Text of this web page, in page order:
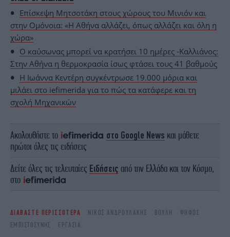
Επίσκεψη Μητσοτάκη στους χώρους του Μινιόν και
στην Ομόνοια: «Η Αθήνα αλλάζει, όπως αλλάζει και όλη η
χώρα»
Ο καύσωνας μπορεί να κρατήσει 10 ημέρες -Καλλιάνος:
Στην Αθήνα η θερμοκρασία ίσως φτάσει τους 41 βαθμούς
Η Ιωάννα Κεντέρη συγκέντρωσε 19.000 μόρια και
μιλάει στο iefimerida για το πώς τα κατάφερε και τη
σχολή Μηχανικών
Ακολουθήστε το στο Google News και μάθετε
πρώτοι όλες τις ειδήσεις
Δείτε όλες τις τελευταίες Ειδήσεις από την Ελλάδα και τον Κόσμο,
στο
ΔΙΑΒΑΣΤΕ ΠΕΡΙΣΣΟΤΕΡΑ ΝΊΚΟΣ ΑΝΔΡΟΥΛΆΚΗΣ ΒΟΥΛΉ
ΨΉΦΟΣ
ΕΜΠΙΣΤΟΣΎΝΗΣ
ΕΡΓΑΣΊΑ